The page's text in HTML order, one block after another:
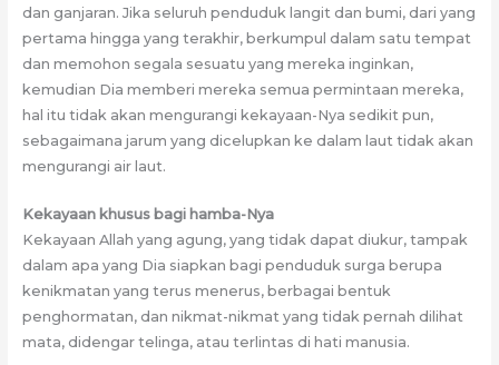
dan ganjaran. Jika seluruh penduduk langit dan bumi, dari yang
pertama hingga yang terakhir, berkumpul dalam satu tempat
dan memohon segala sesuatu yang mereka inginkan,
kemudian Dia memberi mereka semua permintaan mereka,
hal itu tidak akan mengurangi kekayaan-Nya sedikit pun,
sebagaimana jarum yang dicelupkan ke dalam laut tidak akan
mengurangi air laut.
Kekayaan khusus bagi hamba-Nya
Kekayaan Allah yang agung, yang tidak dapat diukur, tampak
dalam apa yang Dia siapkan bagi penduduk surga berupa
kenikmatan yang terus menerus, berbagai bentuk
penghormatan, dan nikmat-nikmat yang tidak pernah dilihat
mata, didengar telinga, atau terlintas di hati manusia.